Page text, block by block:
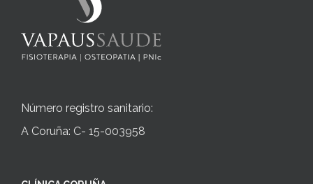
Número registro sanitario:
A Coruña: C- 15-003958